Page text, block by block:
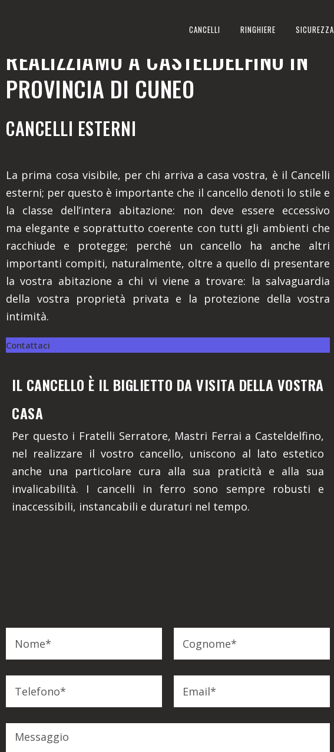
CANCELLI RINGHIERE SICUREZZA
REALIZZIAMO A CASTELDELFINO IN
PROVINCIA DI CUNEO
CANCELLI ESTERNI
La prima cosa visibile, per chi arriva a casa vostra, è il Cancelli
esterni; per questo è importante che il cancello denoti lo stile e
la classe dell’intera abitazione: non deve essere eccessivo
ma elegante e soprattutto coerente con tutti gli ambienti che
racchiude e protegge; perché un cancello ha anche altri
importanti compiti, naturalmente, oltre a quello di presentare
la vostra abitazione a chi vi viene a trovare: la salvaguardia
della vostra proprietà privata e la protezione della vostra
intimità.
Contattaci
IL CANCELLO È IL BIGLIETTO DA VISITA DELLA VOSTRA
CASA
Per questo i Fratelli Serratore, Mastri Ferrai a Casteldelfino,
nel realizzare il vostro cancello, uniscono al lato estetico
anche una particolare cura alla sua praticità e alla sua
invalicabilità. I cancelli in ferro sono sempre robusti e
inaccessibili, instancabili e duraturi nel tempo.